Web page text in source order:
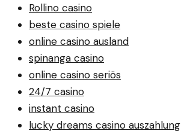
Rollino casino
beste casino spiele
online casino ausland
spinanga casino
online casino seriös
24/7 casino
instant casino
lucky dreams casino auszahlung